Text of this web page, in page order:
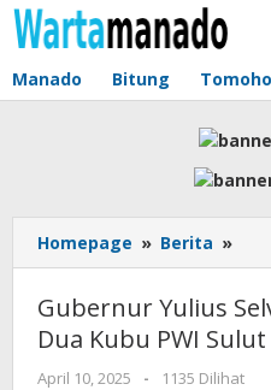
Lewati
ke
Manado Bitung
Homepage » Berita »
Dua
Kubu
Gubernur Yulius
Dua Kubu PWI
April 10, 2025
oleh
-
1135 Dilihat